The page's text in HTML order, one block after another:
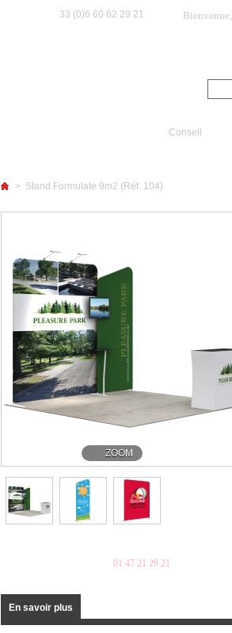
33 (0)6 60 62 29 21 Bienvenue,
Conseil
> Stand Formulate 9m2 (Réf. 104)
ZOOM
01 47 21 29 21
En savoir plus